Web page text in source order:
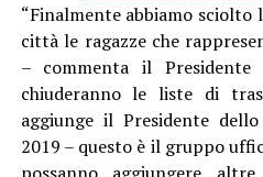
“Finalmente abbiamo sciolto
città le ragazze che
– commenta il Presidente
chiuderanno le liste di
aggiunge il Presidente
2019 – questo è il gruppo